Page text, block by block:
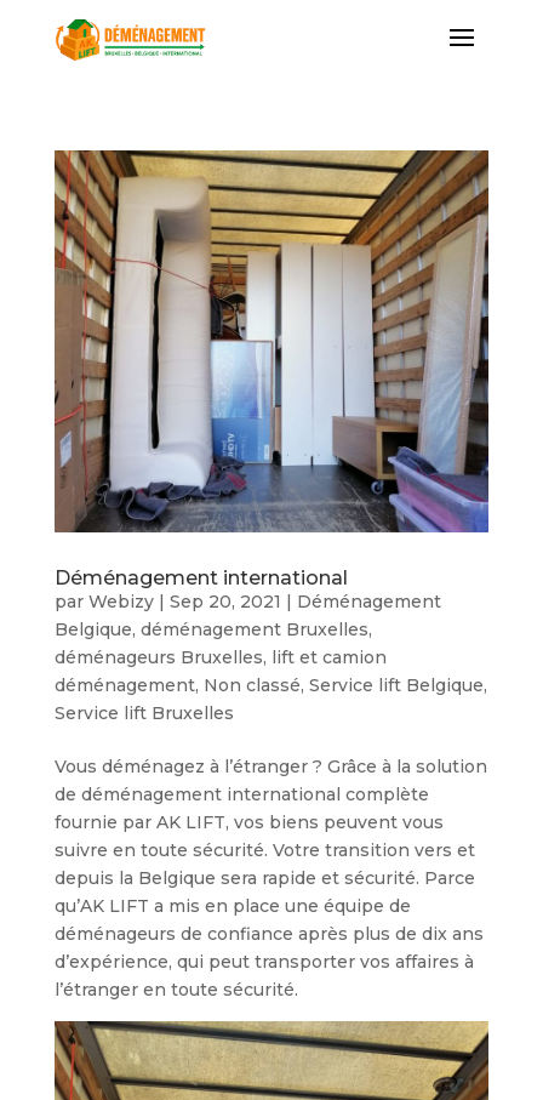
Déménagement international
par Webizy| Sep 20, 2021 | Déménagement
Belgique, déménagement Bruxelles,
déménageurs Bruxelles, lift et camion
déménagement, Non classé, Service lift Belgique,
Service lift Bruxelles
Vous déménagez à l’étranger ? Grâce à la solution
de déménagement international complète
fournie par AK LIFT, vos biens peuvent vous
suivre en toute sécurité. Votre transition vers et
depuis la Belgique sera rapide et sécurité. Parce
qu’AK LIFT a mis en place une équipe de
déménageurs de confiance après plus de dix ans
d’expérience, qui peut transporter vos affaires à
l’étranger en toute sécurité.